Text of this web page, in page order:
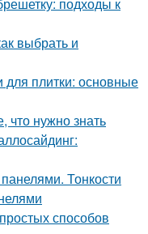
выбрать и
для плитки: основные
что нужно знать
Тонкости
способов